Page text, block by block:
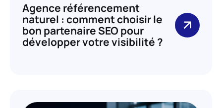
Agence référencement
naturel : comment choisir le
bon partenaire SEO pour
développer votre visibilité ?